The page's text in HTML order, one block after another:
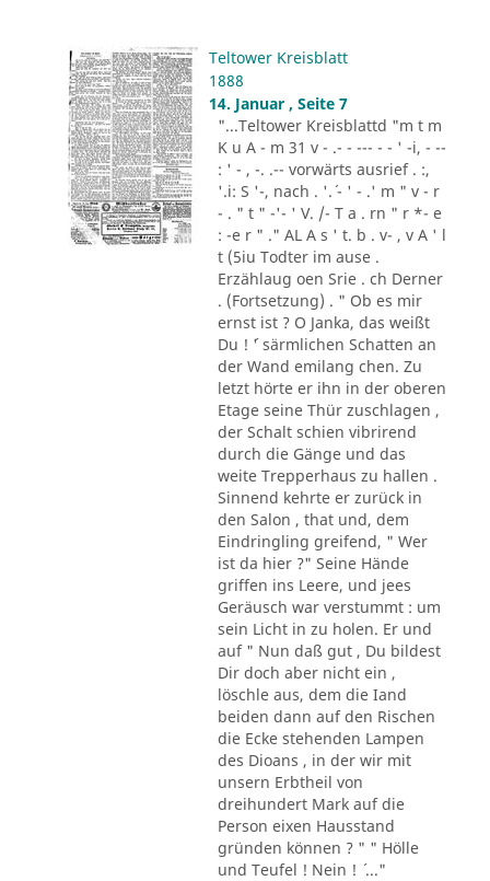
Teltower Kreisblatt
1888
14. Januar , Seite 7
"...Teltower Kreisblattd "m t m
K u A - m 31 v - .- - --- - - ' -i, - --
: ' - , -. .-- vorwärts ausrief . :,
'.i: S '-, nach . '.´ - ' - .' m " v - r
- . " t " -'- ' V. /- T a . rn " r *- e
: -e r " ." AL A s ' t. b . v- , v A ' l
t (5iu Todter im ause .
Erzählaug oen Srie . ch Derner
. (Fortsetzung) . " Ob es mir
ernst ist ? O Janka, das weißt
Du ! ´' särmlichen Schatten an
der Wand emilang chen. Zu
letzt hörte er ihn in der oberen
Etage seine Thür zuschlagen ,
der Schalt schien vibrirend
durch die Gänge und das
weite Trepperhaus zu hallen .
Sinnend kehrte er zurück in
den Salon , that und, dem
Eindringling greifend, " Wer
ist da hier ?" Seine Hände
griffen ins Leere, und jees
Geräusch war verstummt : um
sein Licht in zu holen. Er und
auf " Nun daß gut , Du bildest
Dir doch aber nicht ein ,
löschle aus, dem die Iand
beiden dann auf den Rischen
die Ecke stehenden Lampen
des Dioans , in der wir mit
unsern Erbtheil von
dreihundert Mark auf die
Person eixen Hausstand
gründen können ? " " Hölle
und Teufel ! Nein ! ´ ..."